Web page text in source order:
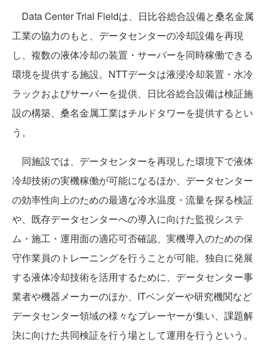
Data Center Trial Fieldは、日比谷総合設備と桑名金属
工業の協力のもと、データセンターの冷却設備を再現
し、複数の液体冷却の装置・サーバーを同時稼働できる
環境を提供する施設。NTTデータは液浸冷却装置・水冷
ラックおよびサーバーを提供、日比谷総合設備は検証施
設の構築、桑名金属工業はチルドタワーを提供するとい
う。
同施設では、データセンターを再現した環境下で液体
冷却技術の実機稼働が可能になるほか、データセンター
の効率性向上のための最適な冷水温度・流量を探る検証
や、既存データセンターへの導入に向けた監視システ
ム・施工・運用面の適応可否確認、実機導入のための保
守作業員のトレーニングを行うことが可能。独自に発展
する液体冷却技術を活用するために、データセンター事
業者や機器メーカーのほか、ITベンダーや研究機関など
データセンター領域の様々なプレーヤーが集い、課題解
決に向けた共同検証を行う場として運用を行うという。